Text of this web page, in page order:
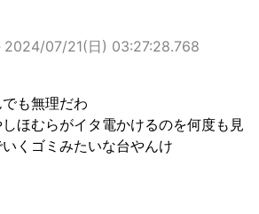
2024/07/21(日) 03:27:28.768
も無理だわ
ほむらがイタ電かけるのを何度も見
くゴミみたいな台やんけ